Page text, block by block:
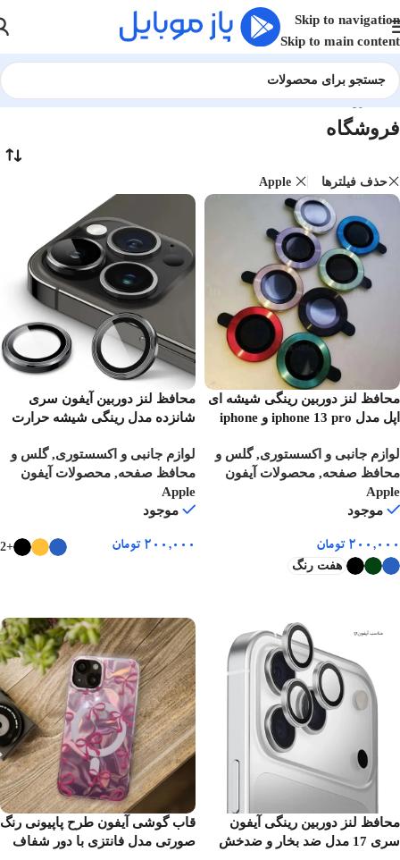
Skip to navigation
Skip to main content
خانه/فروشگاه
فروشگاه
حذف فیلترها Apple
محافظ لنز دوربین رینگی شیشه ای
اپل مدل iphone 13 pro و iphone
لوازم جانبی و اکسستوری, گلس و
محافظ صفحه, محصولات آیفون
Apple
موجود
۲۰۰,۰۰۰ تومان
هفت رنگ
محافظ لنز دوربین آیفون سری
شانزده مدل رینگی شیشه حرارت
لوازم جانبی و اکسستوری, گلس و
محافظ صفحه, محصولات آیفون
Apple
موجود
۲۰۰,۰۰۰ تومان +2
محافظ لنز دوربین رینگی آیفون
سری 17 مدل ضد بخار و ضدخش
قاب گوشی آیفون طرح پاپیونی رنگ
صورتی مدل فانتزی با دور شفاف